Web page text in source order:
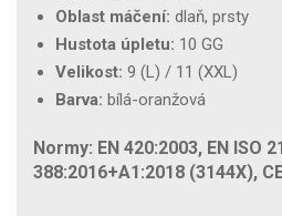
Oblast máčení: dlaň, prsty
Hustota úpletu: 10 GG
Velikost: 9 (L) / 11 (XXL)
Barva: bílá-oranžová
Normy: EN 420:2003, EN ISO
388:2016+A1:2018 (3144X),